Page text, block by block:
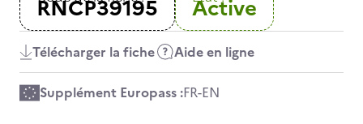
RNCP39195 Active
Télécharger la fiche Aide en ligne
Supplément Europass :FR-EN